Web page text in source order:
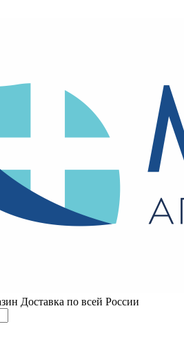
Доставка по всей России